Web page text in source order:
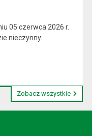
05 czerwca 2026 r.
nieczynny.
Zobacz wszystkie